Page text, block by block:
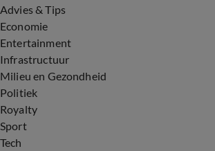
Advies & Tips
Economie
Entertainment
Infrastructuur
Milieu en Gezondheid
Politiek
Royalty
Sport
Tech